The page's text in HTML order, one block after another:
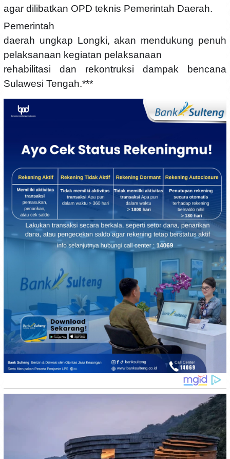
agar dilibatkan OPD teknis Pemerintah Daerah.
Pemerintah
daerah ungkap Longki, akan mendukung penuh
pelaksanaan kegiatan pelaksanaan
rehabilitasi dan rekontruksi dampak bencana
Sulawesi Tengah.***